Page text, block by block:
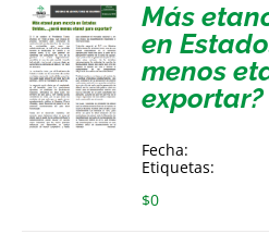
Más
en
menos
exportar?
Fecha:
Etiquetas:
$0